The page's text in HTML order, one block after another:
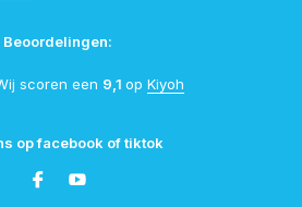
Beoordelingen:
scoren een 9,1 op Kiyoh
op facebook of tiktok